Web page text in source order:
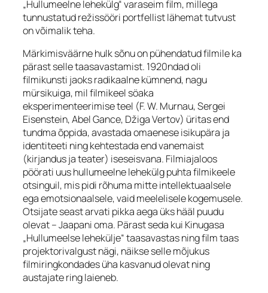
„Hullumeelne lehekülg“ varaseim film, millega
tunnustatud režissööri portfellist lähemat tutvust
on võimalik teha.
Märkimisväärne hulk sõnu on pühendatud filmile ka
pärast selle taasavastamist. 1920ndad oli
filmikunsti jaoks radikaalne kümnend, nagu
mürsikuiga, mil filmikeel söaka
eksperimenteerimise teel (F. W. Murnau, Sergei
Eisenstein, Abel Gance, Džiga Vertov) üritas end
tundma õppida, avastada omaenese isikupära ja
identiteeti ning kehtestada end vanemaist
(kirjandus ja teater) iseseisvana. Filmiajaloos
pöörati uus hullumeelne lehekülg puhta filmikeele
otsinguil, mis pidi rõhuma mitte intellektuaalsele
ega emotsionaalsele, vaid meelelisele kogemusele.
Otsijate seast arvati pikka aega üks hääl puudu
olevat – Jaapani oma. Pärast seda kui Kinugasa
„Hullumeelse lehekülje“ taasavastas ning film taas
projektorivalgust nägi, näikse selle mõjukus
filmiringkondades üha kasvanud olevat ning
austajate ring laieneb.